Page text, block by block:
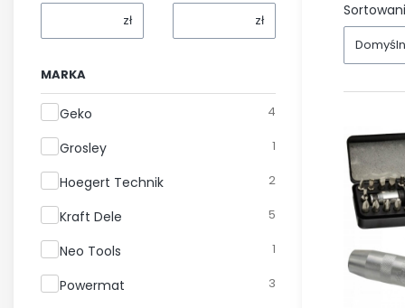
zł zł
MARKA
Marka
Geko 4
Grosley 1
Hoegert Technik 2
Kraft Dele 5
Neo Tools 1
Powermat 3